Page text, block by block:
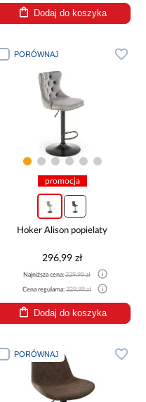
Dodaj do koszyka
PORÓWNAJ
promocja
Hoker Alison popielaty
296,99 zł
Najniższa cena:329,99 zł
Cena regularna:329,99 zł
Dodaj do koszyka
PORÓWNAJ